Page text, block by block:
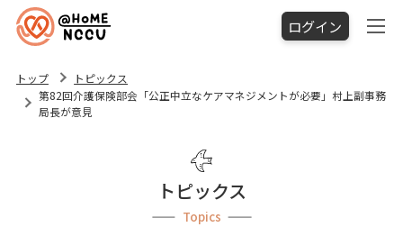
ログイン
トップ
トピックス
第82回介護保険部会「公正中立なケアマネジメントが必要」村上副事務
局長が意見
トピックス
Topics